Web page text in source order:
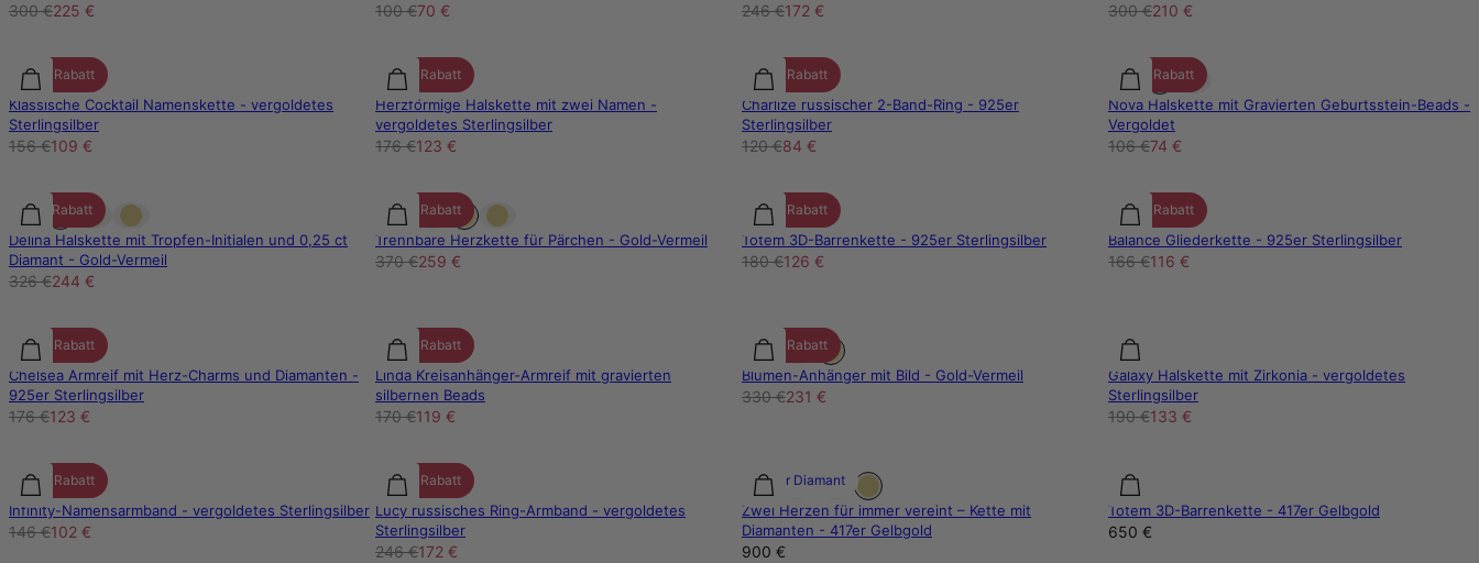
300 €225 € 100 €70 € 246 €172 € 300 €210 €
30% Rabatt
Klassische Cocktail Namenskette - vergoldetes
Sterlingsilber
156 €109 €
30% Rabatt
Herzförmige Halskette mit zwei Namen -
vergoldetes Sterlingsilber
176 €123 €
30% Rabatt
Charlize russischer 2-Band-Ring - 925er
Sterlingsilber
120 €84 €
30% Rabatt
Nova Halskette mit Gravierten Geburtsstein-Beads -
Vergoldet
106 €74 €
25% Rabatt
Delina Halskette mit Tropfen-Initialen und 0,25 ct
Diamant - Gold-Vermeil
326 €244 €
30% Rabatt
Trennbare Herzkette für Pärchen - Gold-Vermeil
370 €259 €
30% Rabatt
Totem 3D-Barrenkette - 925er Sterlingsilber
180 €126 €
30% Rabatt
Balance Gliederkette - 925er Sterlingsilber
166 €116 €
30% Rabatt
Chelsea Armreif mit Herz-Charms und Diamanten -
925er Sterlingsilber
176 €123 €
30% Rabatt
Linda Kreisanhänger-Armreif mit gravierten
silbernen Beads
170 €119 €
30% Rabatt
Blumen-Anhänger mit Bild - Gold-Vermeil
330 €231 €
Galaxy Halskette mit Zirkonia - vergoldetes
Sterlingsilber
190 €133 €
30% Rabatt
Infinity-Namensarmband - vergoldetes Sterlingsilber
146 €102 €
30% Rabatt
Lucy russisches Ring-Armband - vergoldetes
Sterlingsilber
246 €172 €
Labor Diamant
Zwei Herzen für immer vereint – Kette mit
Diamanten - 417er Gelbgold
900 €
Totem 3D-Barrenkette - 417er Gelbgold
650 €